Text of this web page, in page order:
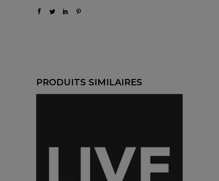
PRODUITS SIMILAIRES